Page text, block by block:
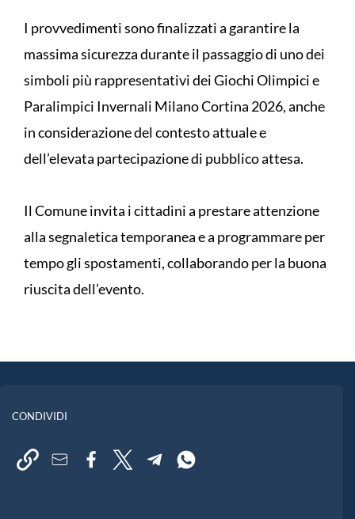
I provvedimenti sono finalizzati a garantire la
massima sicurezza durante il passaggio di uno dei
simboli più rappresentativi dei Giochi Olimpici e
Paralimpici Invernali Milano Cortina 2026, anche
in considerazione del contesto attuale e
dell’elevata partecipazione di pubblico attesa.
Il Comune invita i cittadini a prestare attenzione
alla segnaletica temporanea e a programmare per
tempo gli spostamenti, collaborando per la buona
riuscita dell’evento.
CONDIVIDI